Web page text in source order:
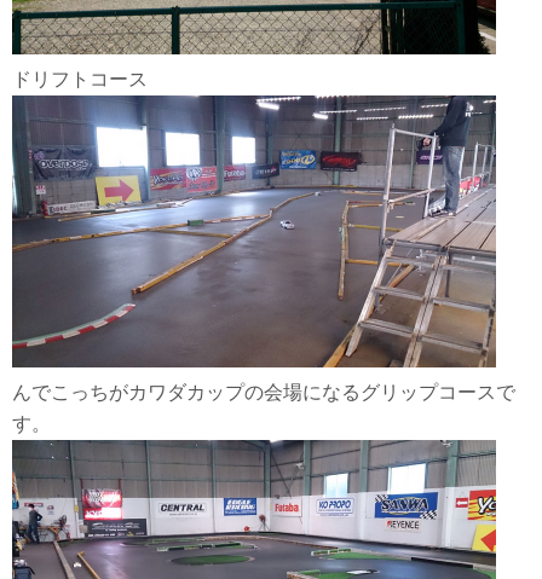
ドリフトコース
んでこっちがカワダカップの会場になるグリップコースで
す。